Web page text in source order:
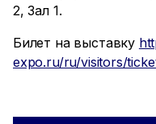
2, Зал 1.
Билет на выставку
expo.ru/ru/visitors/